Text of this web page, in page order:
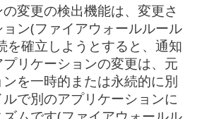
変更の検出機能は、変更さ
ン(ファイアウォールルール
を確立しようとすると、通知
リケーションの変更は、元
を一時的または永続的に別
で別のアプリケーションに